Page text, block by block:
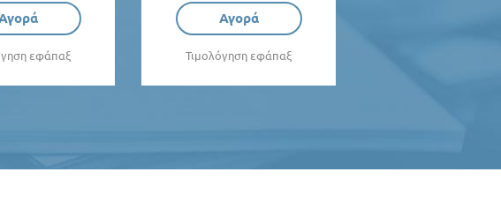
εφάπαξ
Αγορά
Τιμολόγηση εφάπαξ